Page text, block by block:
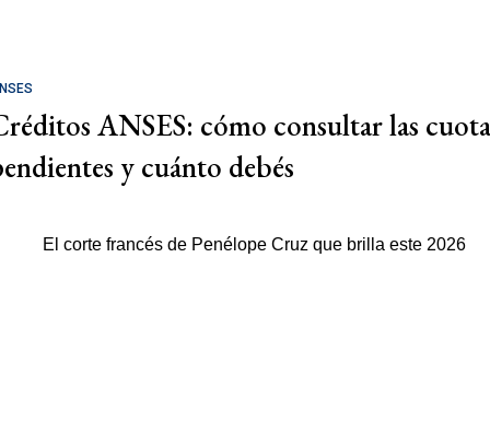
ANSES: cómo consultar las
y cuánto debés